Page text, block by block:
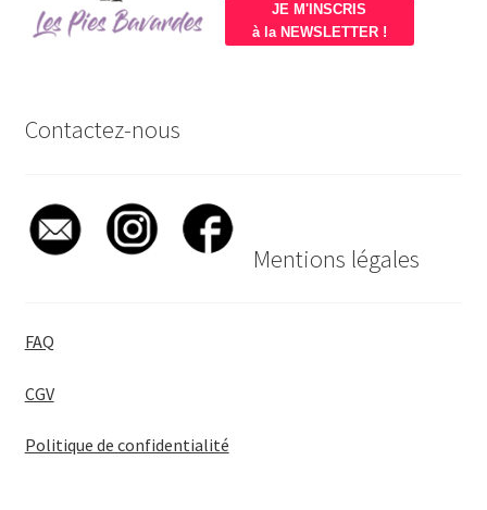
JE M'INSCRIS
à la NEWSLETTER !
Contactez-nous
Mentions légales
FAQ
CGV
Politique de confidentialité